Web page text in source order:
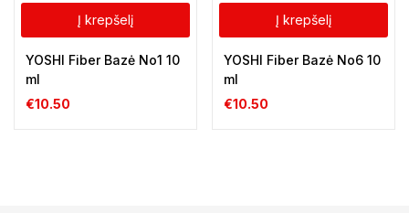
Į krepšelį
YOSHI Fiber Bazė No1 10
ml
€10.50
Į krepšelį
YOSHI Fiber Bazė No6 10
ml
€10.50